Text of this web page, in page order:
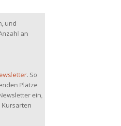
und
an
. So
Plätze
ein,